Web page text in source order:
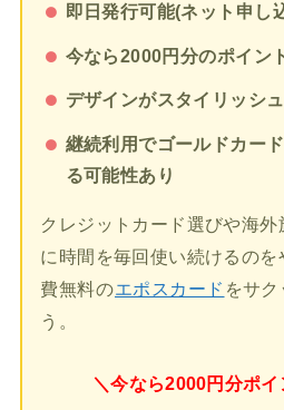
即日発行可能(ネット申
今なら2000円分のポイン
デザインがスタイリッシュ
継続利用でゴールドカー
る可能性あり
クレジットカード選びや海
に時間を毎回使い続けるの
費無料のエポスカード をサ
う。
＼今なら2000円分ポイ